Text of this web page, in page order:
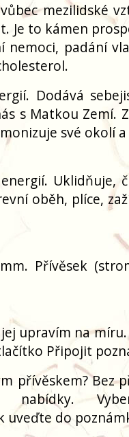
mezilidské
Je to kámen
padání
Dodává
s Matkou Zemí.
své okolí
Uklidňuje,
oběh, plíce,
Přívěsek
upravím na
Připojit
přívěskem? Bez
nabídky.
uveďte do